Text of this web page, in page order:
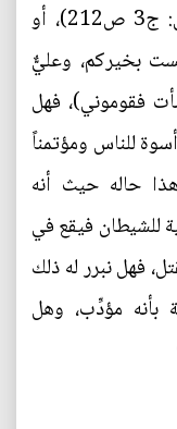
أشعاركم وأبشاركم)، (الطبقات الكبرى: ج3 ص212)، أو
بخيركم، وعليٌّ
فقوموني)، فهل
للناس ومؤتمناً
حاله حيث أنه
للشيطان فيقع في
فهل نبرر له ذلك
بأنه مؤدِّب، وهل